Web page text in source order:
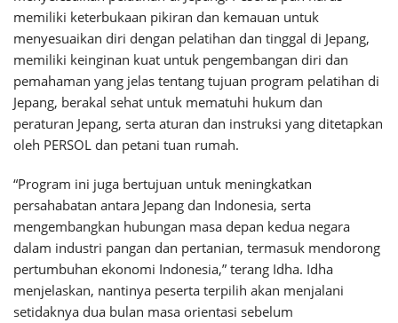
memiliki keterbukaan pikiran dan kemauan untuk
menyesuaikan diri dengan pelatihan dan tinggal di Jepang,
memiliki keinginan kuat untuk pengembangan diri dan
pemahaman yang jelas tentang tujuan program pelatihan di
Jepang, berakal sehat untuk mematuhi hukum dan
peraturan Jepang, serta aturan dan instruksi yang ditetapkan
oleh PERSOL dan petani tuan rumah.
“Program ini juga bertujuan untuk meningkatkan
persahabatan antara Jepang dan Indonesia, serta
mengembangkan hubungan masa depan kedua negara
dalam industri pangan dan pertanian, termasuk mendorong
pertumbuhan ekonomi Indonesia,” terang Idha. Idha
menjelaskan, nantinya peserta terpilih akan menjalani
setidaknya dua bulan masa orientasi sebelum